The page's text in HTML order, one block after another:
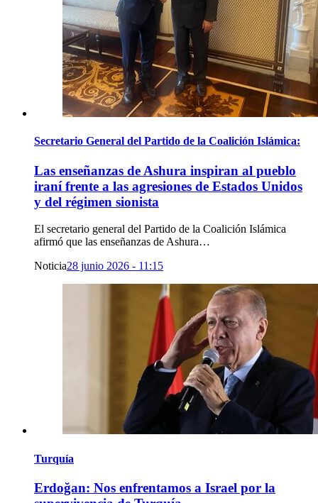
Secretario General del Partido de la Coalición Islámica:
Las enseñanzas de Ashura inspiran al pueblo
iraní frente a las agresiones de Estados Unidos
y del régimen sionista
El secretario general del Partido de la Coalición Islámica
afirmó que las enseñanzas de Ashura…
Noticia28 junio 2026 - 11:15
Turquía
Erdoğan: Nos enfrentamos a Israel por la